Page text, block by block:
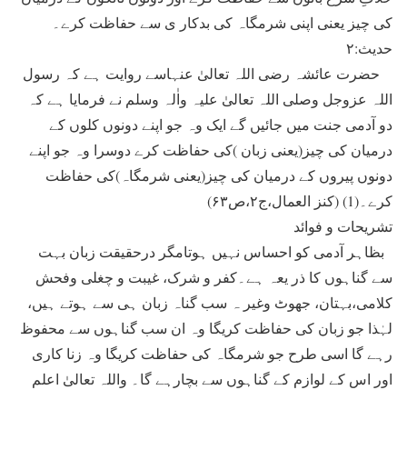
کی چیز یعنی اپنی شرمگاہ کی بدکار ی سے حفاظت کرے۔
حدیث:۲
حضرت عائشہ رضی اللہ تعالیٰ عنہاسے روایت ہے کہ رسول
اللہ عزوجل وصلی اللہ تعالیٰ علیہ واٰلہ وسلم نے فرمایا ہے کہ
دو آدمی جنت میں جائیں گے ایک وہ جو اپنے دونوں کلوں کے
درمیان کی چیز(یعنی زبان )کی حفاظت کرے دوسرا وہ جو اپنے
دونوں پیروں کے درمیان کی چیز(یعنی شرمگاہ)کی حفاظت
کرے۔(1) (کنز العمال،ج۲،ص۶۳)
تشریحات و فوائد
بظاہر آدمی کو احساس نہیں ہوتامگر درحقیقت زبان بہت
سے گناہوں کا ذر یعہ ہے۔کفر و شرک، غیبت و چغلی وفحش
کلامی،بہتان، جھوٹ وغیر ہ سب گناہ زبان ہی سے ہوتے ہیں،
لہٰذا جو زبان کی حفاظت کریگا وہ ان سب گناہوں سے محفوظ
رہے گا اسی طرح جو شرمگاہ کی حفاظت کریگا وہ زنا کاری
اور اس کے لوازم کے گناہوں سے بچارہے گا۔ واللہ تعالیٰ اعلم